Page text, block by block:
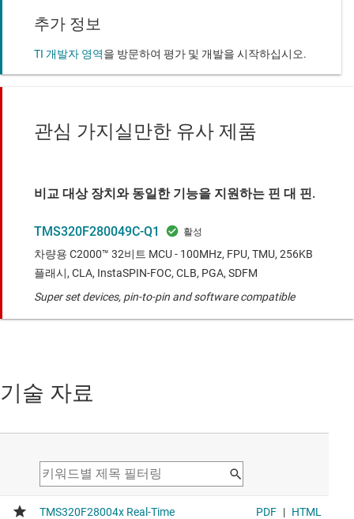
추가 정보
TI 개발자 영역을 방문하여 평가 및 개발을 시작하십시오.
관심 가지실만한 유사 제품
비교 대상 장치와 동일한 기능을 지원하는 핀 대 핀.
TMS320F280049C-Q1
차량용 C2000™ 32비트 MCU - 100MHz, FPU, TMU, 256KB
플래시, CLA, InstaSPIN-FOC, CLB, PGA, SDFM
Super set devices, pin-to-pin and software compatible
기술 자료